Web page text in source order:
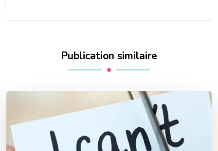
Publication similaire